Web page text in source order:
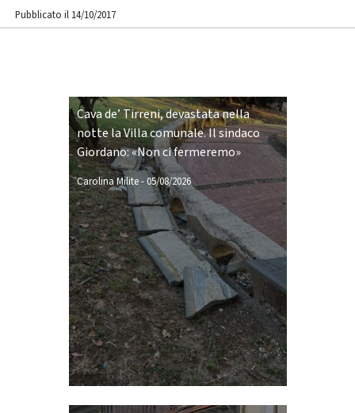
Pubblicato il 14/10/2017
Cava de’ Tirreni, devastata nella
notte la Villa comunale. Il sindaco
Giordano: «Non ci fermeremo»
Carolina Milite- 05/08/2026